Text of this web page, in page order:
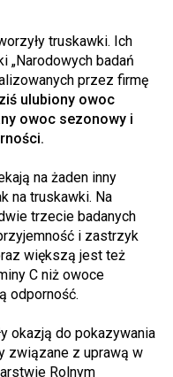
truskawki. Ich
„Narodowych badań
przez firmę
ulubiony owoc
owoc sezonowy i
na żaden inny
na truskawki. Na
trzecie badanych
i zastrzyk
większą jest też
C niż owoce
odporność.
okazją do pokazywania
związane z uprawą w
Rolnym